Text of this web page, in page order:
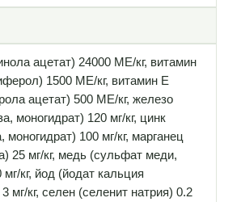
ацетат) 24000 МЕ/кг, витамин
1500 МЕ/кг, витамин Е
ацетат) 500 МЕ/кг, железо
моногидрат) 120 мг/кг, цинк
100 мг/кг, марганец
25 мг/кг, медь (сульфат меди,
мг/кг, йод (йодат кальция
мг/кг, селен (селенит натрия) 0.2